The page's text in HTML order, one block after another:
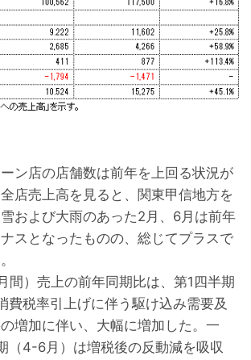
ン店の店舗数は前年を上回る状況が
店売上高を見ると、関東甲信地方を
および大雨のあった2月、6月は前年
スとなったものの、総じてプラスで
間）売上の前年同期比は、第1四半期
費税率引上げに伴う駆け込み需要及
増加に伴い、大幅に増加した。一
（4-6月）は増税後の反動減を吸収